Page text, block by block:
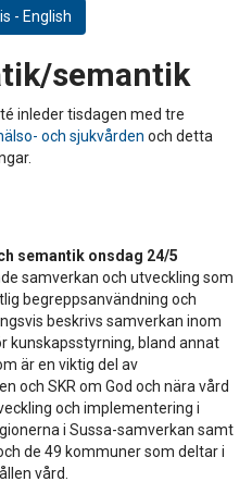
- English
semantik
inleder tisdagen med tre
och sjukvården och detta
semantik onsdag 24/5
samverkan och utveckling som
begreppsanvändning och
beskrivs samverkan inom
kunskapsstyrning, bland annat
är en viktig del av
och SKR om God och nära vård
och implementering i
i Sussa-samverkan samt
de 49 kommuner som deltar i
vård.